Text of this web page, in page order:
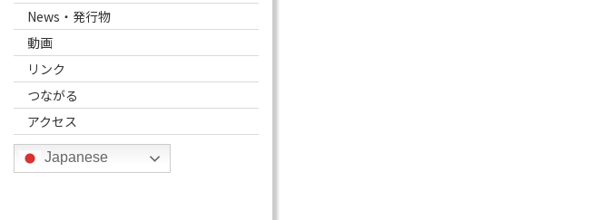
News・発行物
動画
リンク
つながる
アクセス
Japanese